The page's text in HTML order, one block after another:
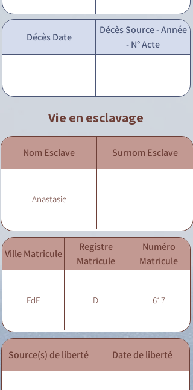
Décès Date
Décès Source - Année
- N° Acte
Vie en esclavage
Nom Esclave Surnom Esclave
Anastasie
Ville Matricule
Registre
Matricule
Numéro
Matricule
FdF D 617
Source(s) de liberté Date de liberté